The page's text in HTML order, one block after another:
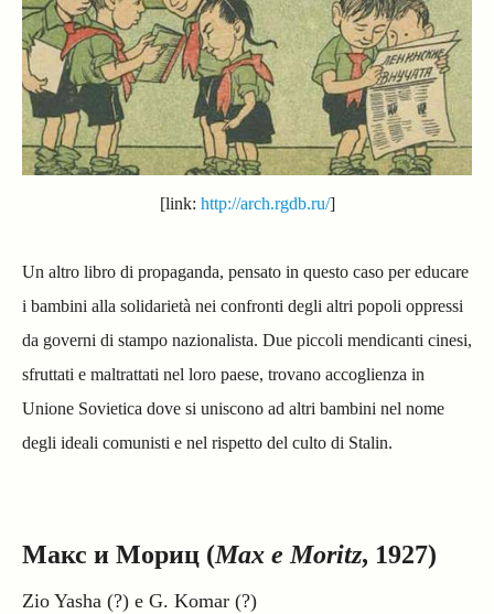
[link: http://arch.rgdb.ru/]
Un altro libro di propaganda, pensato in questo caso per educare
i bambini alla solidarietà nei confronti degli altri popoli oppressi
da governi di stampo nazionalista. Due piccoli mendicanti cinesi,
sfruttati e maltrattati nel loro paese, trovano accoglienza in
Unione Sovietica dove si uniscono ad altri bambini nel nome
degli ideali comunisti e nel rispetto del culto di Stalin.
Макс и Мориц (Max e Moritz, 1927)
Zio Yasha (?) e G. Komar (?)